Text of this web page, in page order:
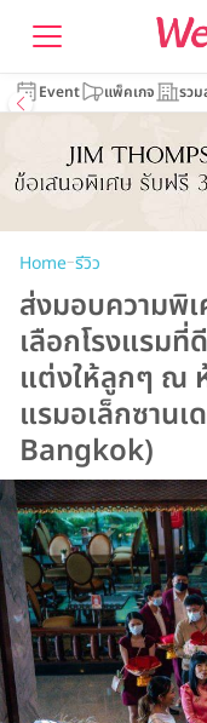
Event แพ็คเกจ รว
Home–รีวิว
ส่งมอบความพิ
เลือกโรงแรม
แต่งให้ลูกๆ ณ
แรมอเล็กซาน
Bangkok)